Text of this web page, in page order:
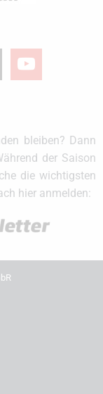
youtube
bleiben? Dann
der Saison
die wichtigsten
hier anmelden: